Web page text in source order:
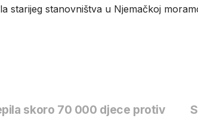
starijeg stanovništva u Njemačkoj
skoro 70 000 djece protiv